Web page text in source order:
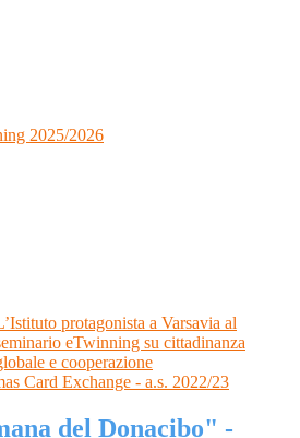
2025/2026
protagonista a Varsavia al
eTwinning su cittadinanza
e cooperazione
Card Exchange - a.s. 2022/23
del Donacibo" -